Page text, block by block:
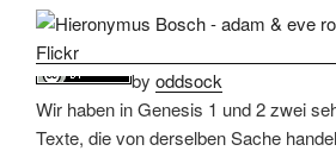
by oddsock
Wir haben in Genesis 1 und 2 zwei
Texte, die von derselben Sache